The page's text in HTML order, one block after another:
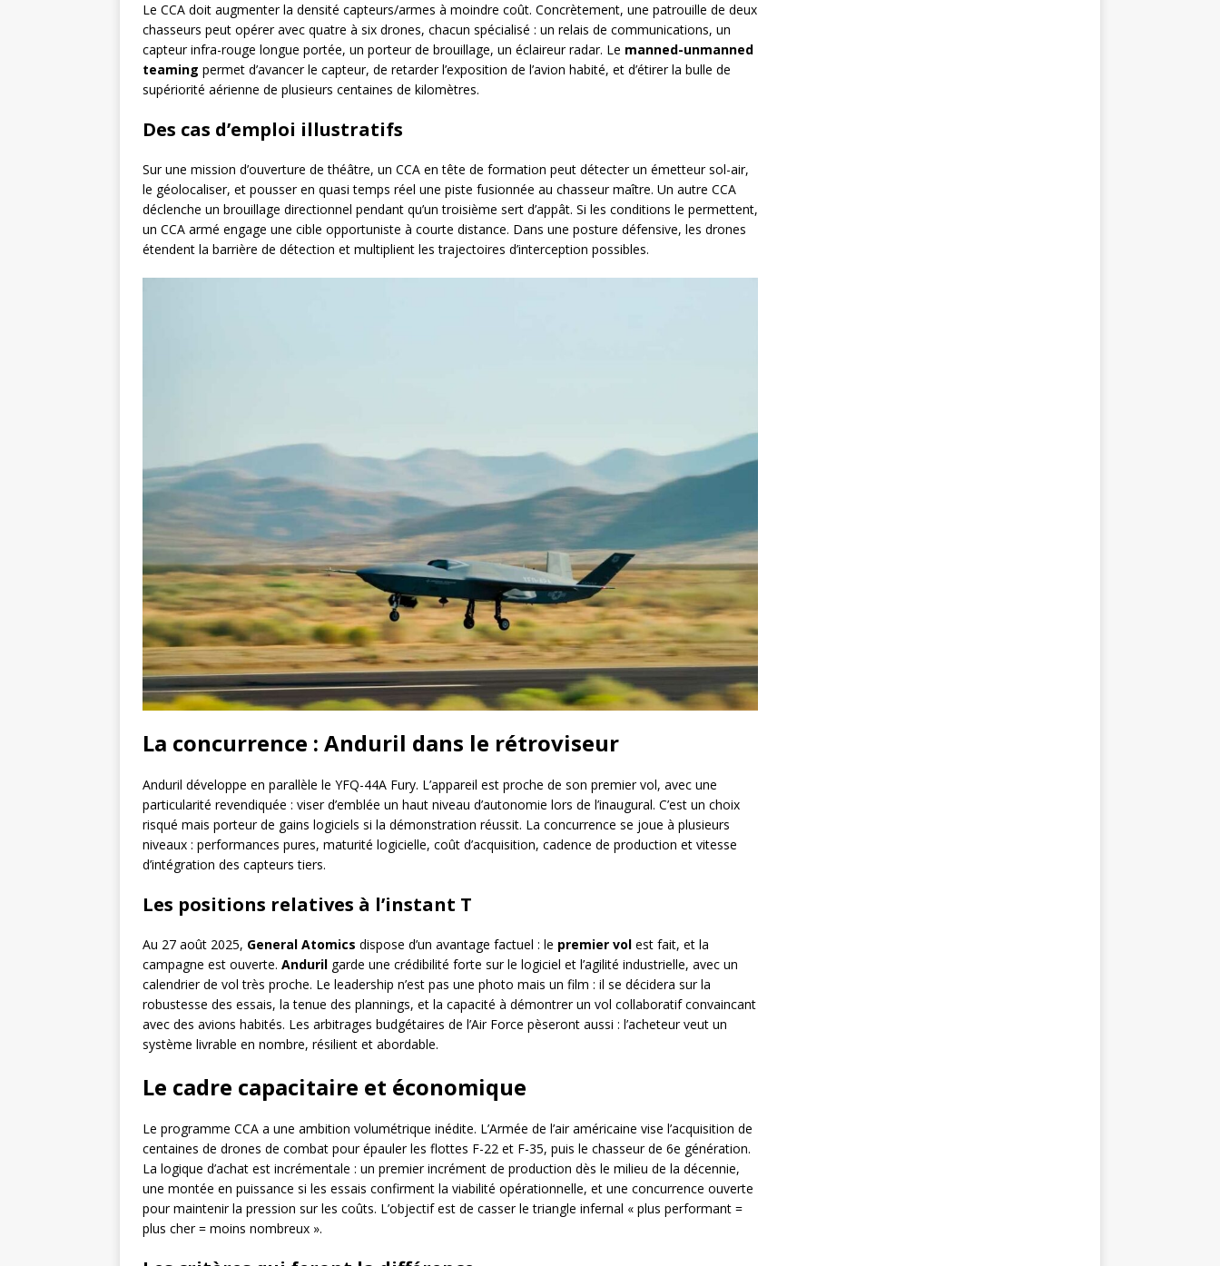
Le CCA doit augmenter la densité capteurs/armes à moindre coût. Concrètement, une patrouille de deux
chasseurs peut opérer avec quatre à six drones, chacun spécialisé : un relais de communications, un
capteur infra-rouge longue portée, un porteur de brouillage, un éclaireur radar. Le manned-unmanned
teaming permet d’avancer le capteur, de retarder l’exposition de l’avion habité, et d’étirer la bulle de
supériorité aérienne de plusieurs centaines de kilomètres.
Des cas d’emploi illustratifs
Sur une mission d’ouverture de théâtre, un CCA en tête de formation peut détecter un émetteur sol-air,
le géolocaliser, et pousser en quasi temps réel une piste fusionnée au chasseur maître. Un autre CCA
déclenche un brouillage directionnel pendant qu’un troisième sert d’appât. Si les conditions le permettent,
un CCA armé engage une cible opportuniste à courte distance. Dans une posture défensive, les drones
étendent la barrière de détection et multiplient les trajectoires d’interception possibles.
La concurrence : Anduril dans le rétroviseur
Anduril développe en parallèle le YFQ-44A Fury. L’appareil est proche de son premier vol, avec une
particularité revendiquée : viser d’emblée un haut niveau d’autonomie lors de l’inaugural. C’est un choix
risqué mais porteur de gains logiciels si la démonstration réussit. La concurrence se joue à plusieurs
niveaux : performances pures, maturité logicielle, coût d’acquisition, cadence de production et vitesse
d’intégration des capteurs tiers.
Les positions relatives à l’instant T
Au 27 août 2025, General Atomics dispose d’un avantage factuel : le premier vol est fait, et la
campagne est ouverte. Anduril garde une crédibilité forte sur le logiciel et l’agilité industrielle, avec un
calendrier de vol très proche. Le leadership n’est pas une photo mais un film : il se décidera sur la
robustesse des essais, la tenue des plannings, et la capacité à démontrer un vol collaboratif convaincant
avec des avions habités. Les arbitrages budgétaires de l’Air Force pèseront aussi : l’acheteur veut un
système livrable en nombre, résilient et abordable.
Le cadre capacitaire et économique
Le programme CCA a une ambition volumétrique inédite. L’Armée de l’air américaine vise l’acquisition de
centaines de drones de combat pour épauler les flottes F-22 et F-35, puis le chasseur de 6e génération.
La logique d’achat est incrémentale : un premier incrément de production dès le milieu de la décennie,
une montée en puissance si les essais confirment la viabilité opérationnelle, et une concurrence ouverte
pour maintenir la pression sur les coûts. L’objectif est de casser le triangle infernal « plus performant =
plus cher = moins nombreux ».